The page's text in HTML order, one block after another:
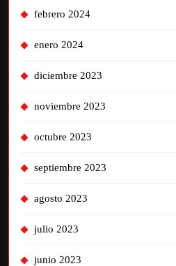
febrero 2024
enero 2024
diciembre 2023
noviembre 2023
octubre 2023
septiembre 2023
agosto 2023
julio 2023
junio 2023